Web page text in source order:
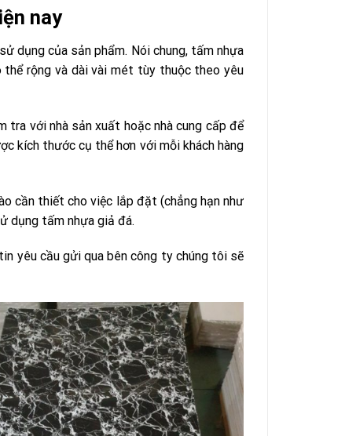
nay
dụng của sản phẩm. Nói chung, tấm nhựa
rộng và dài vài mét tùy thuộc theo yêu
tra với nhà sản xuất hoặc nhà cung cấp để
kích thước cụ thể hơn với mỗi khách hàng
cần thiết cho việc lắp đặt (chẳng hạn như
dụng tấm nhựa giả đá.
yêu cầu gửi qua bên công ty chúng tôi sẽ